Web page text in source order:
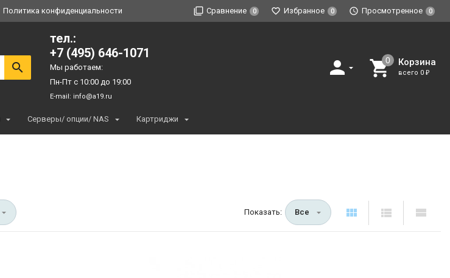
Политика конфиденциальности Сравнение 0 Избранное 0 Просмотренное 0
тел.:
+7 (495) 646-1071
Мы работаем:
Пн-Пт с 10:00 до 19:00
E-mail: info@a19.ru
Корзина
всего 0 ₽
Серверы/ опции/ NAS Картриджи
Показать: Все